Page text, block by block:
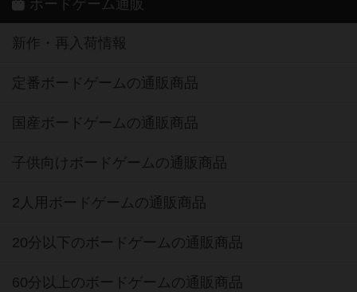
ボードゲーム通販
新作・再入荷情報
定番ボードゲームの通販商品
国産ボードゲームの通販商品
子供向けボードゲームの通販商品
2人用ボードゲームの通販商品
20分以下のボードゲームの通販商品
60分以上のボードゲームの通販商品